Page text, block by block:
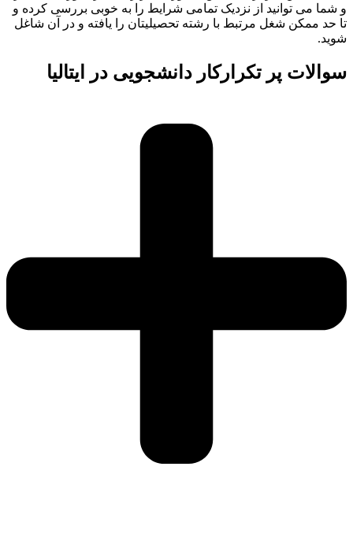
و شما می توانید از نزدیک تمامی شرایط را به خوبی بررسی کرده و
تا حد ممکن شغل مرتبط با رشته تحصیلیتان را یافته و در آن شاغل
شوید.
سوالات پر تکرارکار دانشجویی در ایتالیا